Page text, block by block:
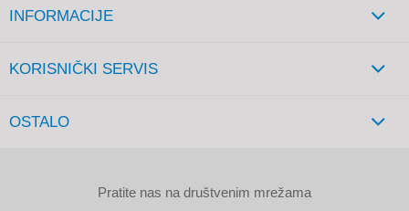
INFORMACIJE
KORISNIČKI SERVIS
OSTALO
Pratite nas na društvenim mrežama